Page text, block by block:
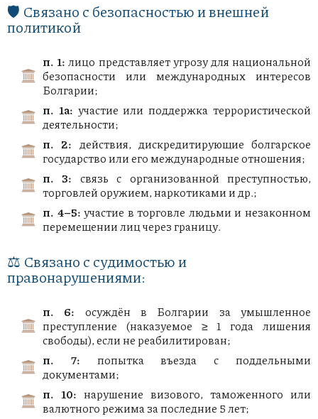
🛡️ Связано с безопасностью и внешней
политикой
п. 1: лицо представляет угрозу для национальной
безопасности или международных интересов
Болгарии;
п. 1а: участие или поддержка террористической
деятельности;
п. 2: действия, дискредитирующие болгарское
государство или его международные отношения;
п. 3: связь с организованной преступностью,
торговлей оружием, наркотиками и др.;
п. 4–5: участие в торговле людьми и незаконном
перемещении лиц через границу.
⚖️ Связано с судимостью и
правонарушениями:
п. 6: осуждён в Болгарии за умышленное
преступление (наказуемое ≥ 1 года лишения
свободы), если не реабилитирован;
п. 7: попытка въезда с поддельными
документами;
п. 10: нарушение визового, таможенного или
валютного режима за последние 5 лет;